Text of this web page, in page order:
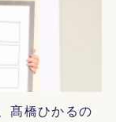
髙橋ひかるの